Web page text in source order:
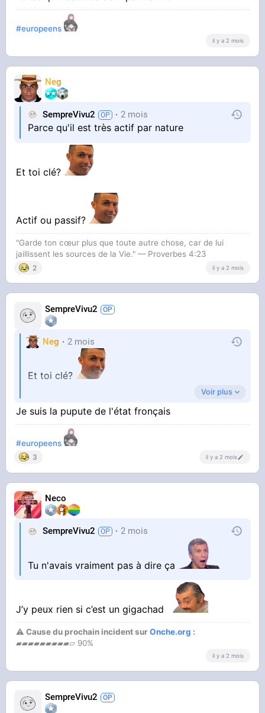
#europeens
il y a 2 mois
Neg
SempreVivu2 2 mois
Parce qu'il est très actif par nature
Et toi clé?
Actif ou passif?
"Garde ton cœur plus que toute autre chose, car de lui
jaillissent les sources de la Vie." — Proverbes 4:23
2 il y a 2 mois
SempreVivu2
Neg 2 mois
Et toi clé?
Actif ou passif?
Voir plus
Je suis la pupute de l'état fronçais
#europeens
3 il y a 2 mois
Neco
SempreVivu2 2 mois
Tu n'avais vraiment pas à dire ça
J’y peux rien si c’est un gigachad
⚠ Cause du prochain incident surOnche.org :
▰▰▰▰▰▰▰▰▰▱ 90%
il y a 2 mois
SempreVivu2